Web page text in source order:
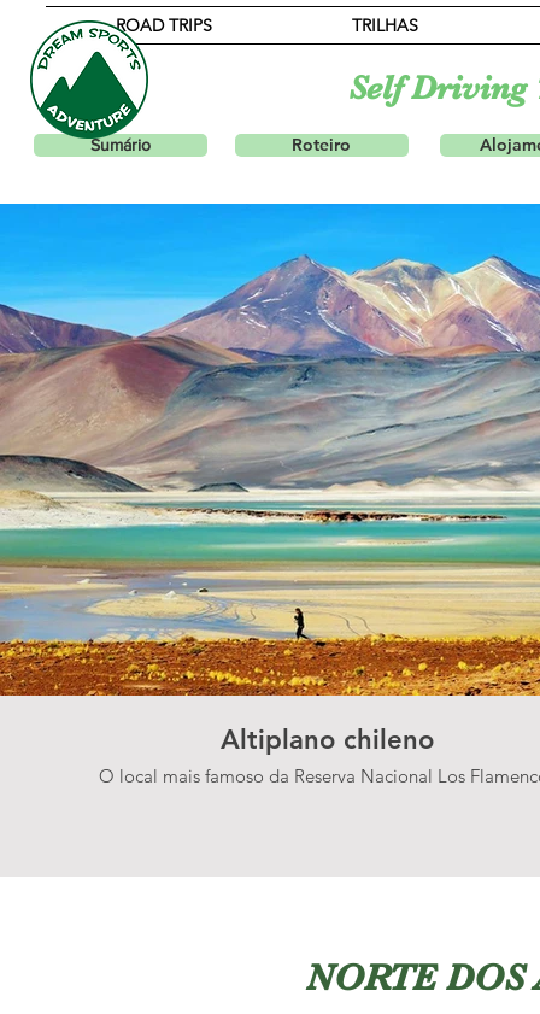
ROAD TRIPS TRILHAS
Self
Sumário Roteiro
Altiplano chileno
O local mais famoso da Reserva Nacional Los
NORTE DOS